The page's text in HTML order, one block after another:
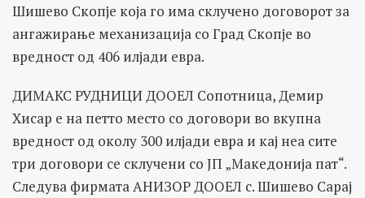
Шишево Скопје која го има склучено договорот за
ангажирање механизација со Град Скопје во
вредност од 406 илјади евра.
ДИМАКС РУДНИЦИ ДООЕЛ Сопотница, Демир
Хисар е на петто место со договори во вкупна
вредност од околу 300 илјади евра и кај неа сите
три договори се склучени со ЈП „Македонија пат“.
Следува фирмата АНИЗОР ДООЕЛ с. Шишево Сарај